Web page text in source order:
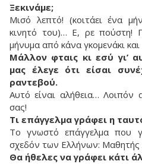
Ξεκινάμε;
Μισό λεπτό! (κοιτάει ένα
κινητό του)… Ε, ρε πούστη!
μήνυμα από κάνα γκομενάκι και
Μάλλον φταις κι εσύ γι’
μας έλεγε ότι είσαι
ραντεβού.
Αυτό είναι αλήθεια… Λοιπόν
σας!
Τι επάγγελμα γράφει η
Το γνωστό επάγγελμα που
σχεδόν των Ελλήνων: Μαθητής
Θα ήθελες να γράφει κάτι